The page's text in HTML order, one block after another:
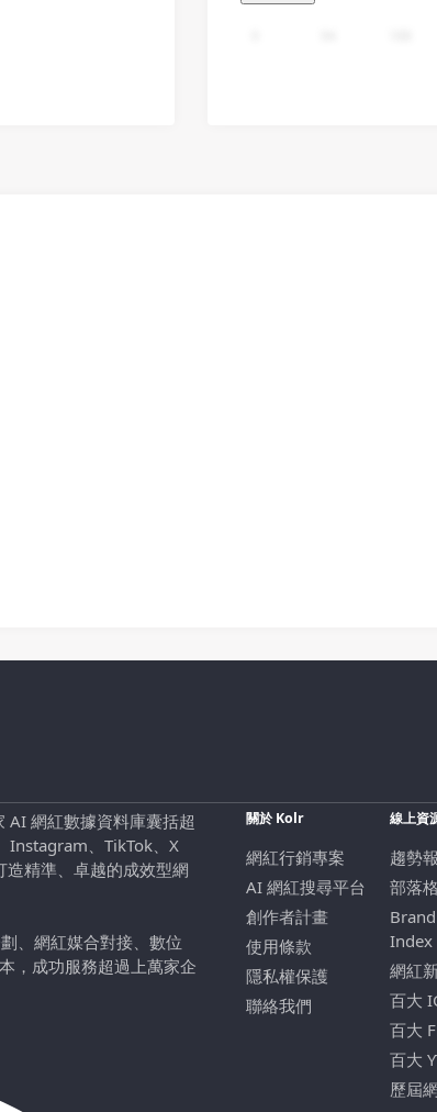
AI 網紅數據資料庫囊括超
Instagram、TikTok、X
精準、卓越的成效型網
、網紅媒合對接、數位
，成功服務超過上萬家企
關於 Kolr
網紅行銷專案
AI 網紅搜尋平台
創作者計畫
使用條款
隱私權保護
聯絡我們
線上資
趨勢
部落格
Index
網紅
百大
百大
百大
歷屆